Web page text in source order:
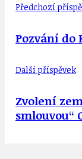
Předchozí
Pozvání do
Další příspěvek
Zvolení
smlouvou“